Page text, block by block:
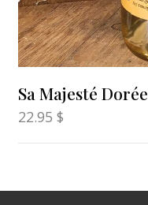
Sa Majesté Dorée
22.95$